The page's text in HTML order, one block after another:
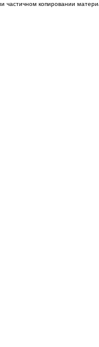
частичном копировании